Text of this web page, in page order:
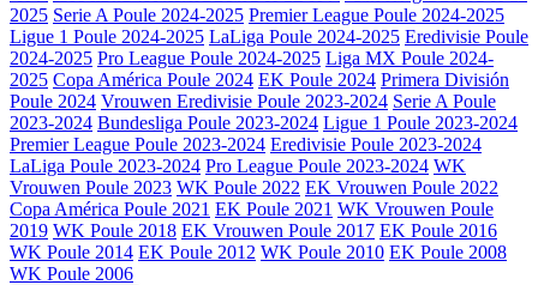
2025 Serie A Poule 2024-2025 Premier League Poule 2024-2025
Ligue 1 Poule 2024-2025 LaLiga Poule 2024-2025 Eredivisie Poule
2024-2025 Pro League Poule 2024-2025 Liga MX Poule 2024-
2025 Copa América Poule 2024 EK Poule 2024 Primera División
Poule 2024 Vrouwen Eredivisie Poule 2023-2024 Serie A Poule
2023-2024 Bundesliga Poule 2023-2024 Ligue 1 Poule 2023-2024
Premier League Poule 2023-2024 Eredivisie Poule 2023-2024
LaLiga Poule 2023-2024 Pro League Poule 2023-2024 WK
Vrouwen Poule 2023 WK Poule 2022 EK Vrouwen Poule 2022
Copa América Poule 2021 EK Poule 2021 WK Vrouwen Poule
2019 WK Poule 2018 EK Vrouwen Poule 2017 EK Poule 2016
WK Poule 2014 EK Poule 2012 WK Poule 2010 EK Poule 2008
WK Poule 2006